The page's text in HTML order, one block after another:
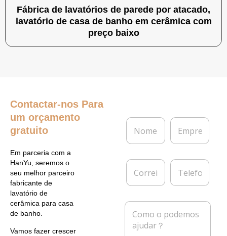
Fábrica de lavatórios de parede por atacado,
lavatório de casa de banho em cerâmica com
preço baixo
Contactar-nos Para
um orçamento
gratuito
Em parceria com a
HanYu, seremos o
seu melhor parceiro
fabricante de
lavatório de
cerâmica para casa
de banho.
Vamos fazer crescer
N
m
*
E
p
e
C
r
e
T
l
f
o
n
M